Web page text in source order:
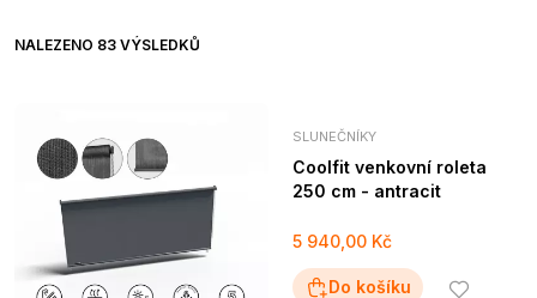
NALEZENO 83 VÝSLEDKŮ
SLUNEČNÍKY
Coolfit venkovní roleta
250 cm - antracit
5 940,00 Kč
Do košíku